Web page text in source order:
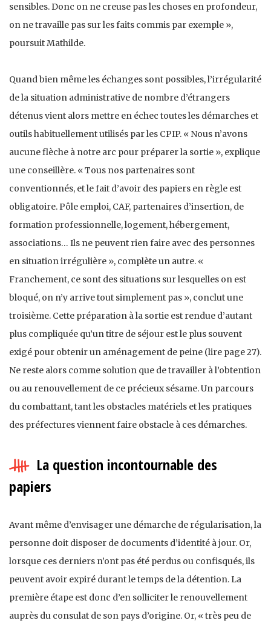
sensibles. Donc on ne creuse pas les choses en profondeur,
on ne travaille pas sur les faits commis par exemple »,
poursuit Mathilde.
Quand bien même les échanges sont possibles, l’irrégularité
de la situation administrative de nombre d’étrangers
détenus vient alors mettre en échec toutes les démarches et
outils habituellement utilisés par les CPIP. « Nous n’avons
aucune flèche à notre arc pour préparer la sortie », explique
une conseillère. « Tous nos partenaires sont
conventionnés, et le fait d’avoir des papiers en règle est
obligatoire. Pôle emploi, CAF, partenaires d’insertion, de
formation professionnelle, logement, hébergement,
associations… Ils ne peuvent rien faire avec des personnes
en situation irrégulière », complète un autre. «
Franchement, ce sont des situations sur lesquelles on est
bloqué, on n’y arrive tout simplement pas », conclut une
troisième. Cette préparation à la sortie est rendue d’autant
plus compliquée qu’un titre de séjour est le plus souvent
exigé pour obtenir un aménagement de peine (lire page 27).
Ne reste alors comme solution que de travailler à l’obtention
ou au renouvellement de ce précieux sésame. Un parcours
du combattant, tant les obstacles matériels et les pratiques
des préfectures viennent faire obstacle à ces démarches.
La question incontournable des
papiers
Avant même d’envisager une démarche de régularisation, la
personne doit disposer de documents d’identité à jour. Or,
lorsque ces derniers n’ont pas été perdus ou confisqués, ils
peuvent avoir expiré durant le temps de la détention. La
première étape est donc d’en solliciter le renouvellement
auprès du consulat de son pays d’origine. Or, « très peu de